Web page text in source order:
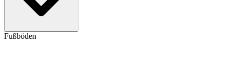
Fußböden